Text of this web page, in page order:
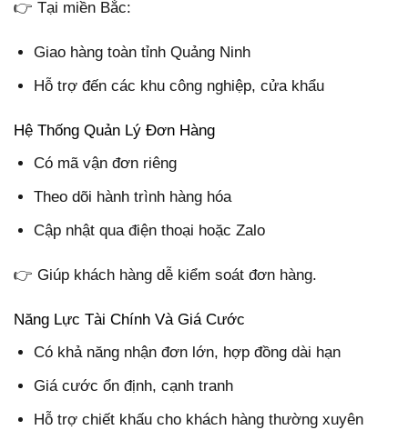
👉 Tại miền Bắc:
Giao hàng toàn tỉnh Quảng Ninh
Hỗ trợ đến các khu công nghiệp, cửa khẩu
Hệ Thống Quản Lý Đơn Hàng
Có mã vận đơn riêng
Theo dõi hành trình hàng hóa
Cập nhật qua điện thoại hoặc Zalo
👉 Giúp khách hàng dễ kiểm soát đơn hàng.
Năng Lực Tài Chính Và Giá Cước
Có khả năng nhận đơn lớn, hợp đồng dài hạn
Giá cước ổn định, cạnh tranh
Hỗ trợ chiết khấu cho khách hàng thường xuyên